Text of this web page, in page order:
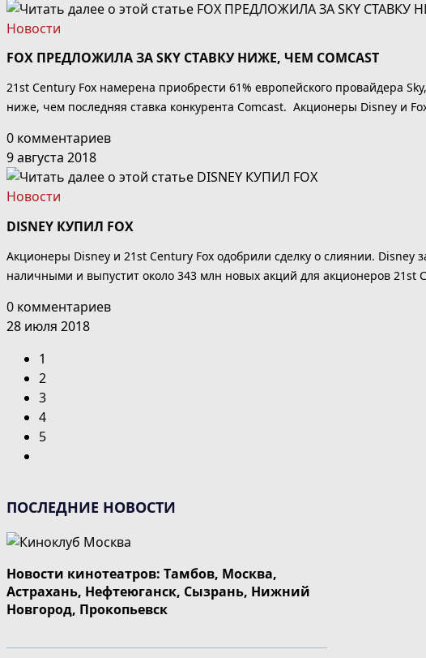
Новости
FOX ПРЕДЛОЖИЛА ЗА SKY СТАВКУ НИЖЕ, ЧЕМ COMCAST
21st Century Fox намерена приобрести 61% европейского провайдера
ниже, чем последняя ставка конкурента Comcast. Акционеры Disney и
0 комментариев
9 августа 2018
Новости
DISNEY КУПИЛ FOX
Акционеры Disney и 21st Century Fox одобрили сделку о слиянии. Disney
наличными и выпустит около 343 млн новых акций для акционеров 21st
0 комментариев
28 июля 2018
1
2
3
4
5
страницу
ПОСЛЕДНИЕ НОВОСТИ
Новости кинотеатров: Тамбов, Москва,
Астрахань, Нефтеюганск, Сызрань, Нижний
Новгород, Прокопьевск